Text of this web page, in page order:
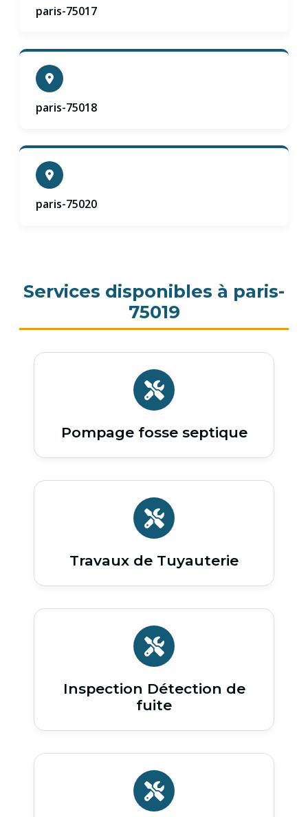
paris-75017
paris-75018
paris-75020
Services disponibles à paris-
75019
Pompage fosse septique
Travaux de Tuyauterie
Inspection Détection de
fuite